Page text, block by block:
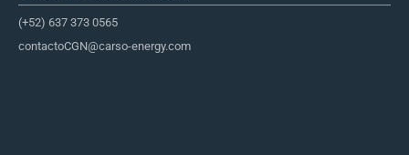
(+52) 637 373 0565
contactoCGN@carso-energy.com